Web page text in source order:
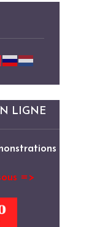
LIGNE
=>